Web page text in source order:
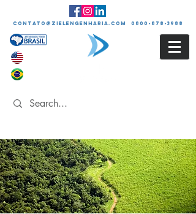
contato@zielengenharia.com 0800-878-3988